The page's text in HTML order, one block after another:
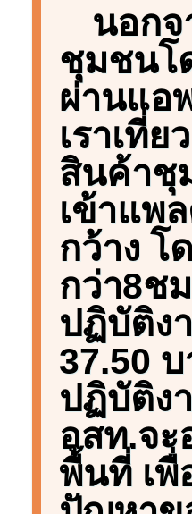
นอกจ
ชุมชนโ
ผ่านแอ
เราเที่
สินค้าชุ
เข้าแพ
กว้าง โ
กว่า8ช
ปฏิบัติง
37.50
ปฏิบัติง
อสท.จ
พื้นที่ เพื่